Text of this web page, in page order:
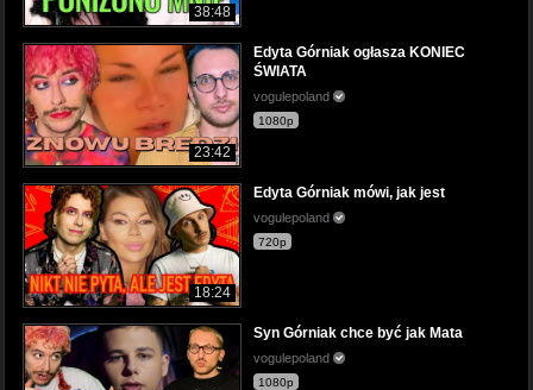
38:48
23:42
Edyta Górniak ogłasza KONIEC
ŚWIATA
vogulepoland
1080p
18:24
Edyta Górniak mówi, jak jest
vogulepoland
720p
Syn Górniak chce być jak Mata
vogulepoland
1080p